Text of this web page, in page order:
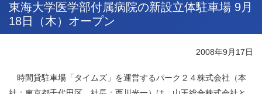
東海大学医学部付属病院の新設立体駐車場 9月
18日（木）オープン
2008年9月17日
時間貸駐車場「タイムズ」を運営するパーク２４株式会社（本